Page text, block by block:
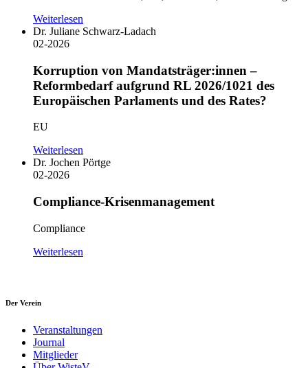
Weiterlesen
Dr. Juliane Schwarz-Ladach
02-2026
Korruption von Mandatsträger:innen –
Reformbedarf aufgrund RL 2026/1021 des
Europäischen Parlaments und des Rates?
EU
Weiterlesen
Dr. Jochen Pörtge
02-2026
Compliance-Krisenmanagement
Compliance
Weiterlesen
Der Verein
Veranstaltungen
Journal
Mitglieder